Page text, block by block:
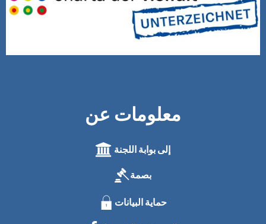
معلومات عن
إلى بوابة اللجنة
بصمة
حماية البيانات